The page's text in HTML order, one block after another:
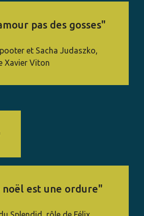
pas des gosses"
et Sacha Judaszko,
Xavier Viton
est une ordure"